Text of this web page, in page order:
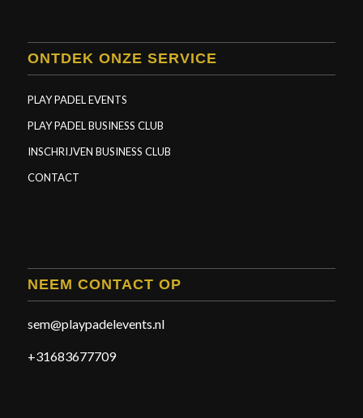
ONTDEK ONZE SERVICE
PLAY PADEL EVENTS
PLAY PADEL BUSINESS CLUB
INSCHRIJVEN BUSINESS CLUB
CONTACT
NEEM CONTACT OP
sem@playpadelevents.nl
+31683677709